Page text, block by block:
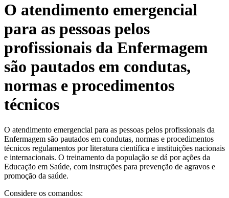
O atendimento emergencial
para as pessoas pelos
profissionais da Enfermagem
são pautados em condutas,
normas e procedimentos
técnicos
O atendimento emergencial para as pessoas pelos profissionais da
Enfermagem são pautados em condutas, normas e procedimentos
técnicos regulamentos por literatura científica e instituições nacionais
e internacionais. O treinamento da população se dá por ações da
Educação em Saúde, com instruções para prevenção de agravos e
promoção da saúde.
Considere os comandos: